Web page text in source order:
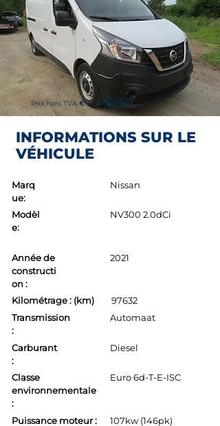
Prix hors TVA€ 15950
INFORMATIONS SUR LE
VÉHICULE
Marq
ue:
Modèl
e:
Nissan
NV300 2.0dCi
Année de
constructi
on :
2021
Kilométrage : (km)
97632
Transmission
:
Automaat
Carburant
:
Classe
environnementale
:
Diesel
Euro 6d-T-E-ISC
Puissance moteur :
107kw (146pk)